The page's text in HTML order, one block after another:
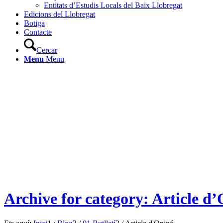
Entitats d’Estudis Locals del Baix Llobregat
Edicions del Llobregat
Botiga
Contacte
Cercar
Menu Menu
Archive for category: Article